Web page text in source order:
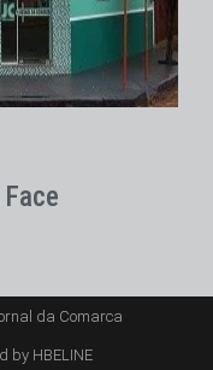
da Comarca
by HBELINE